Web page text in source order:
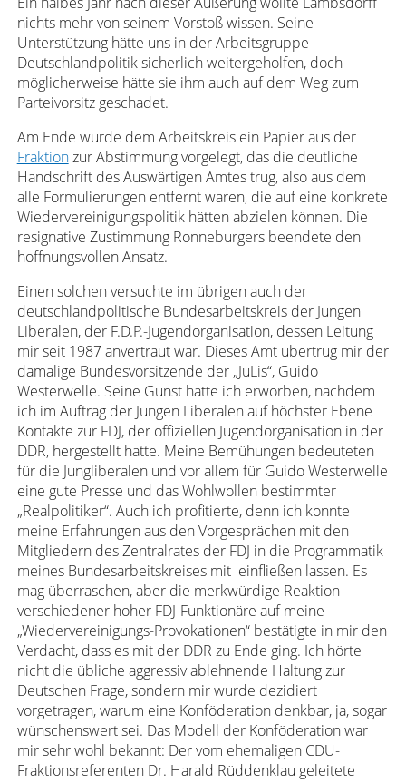
nichts mehr von seinem Vorstoß wissen. Seine
Unterstützung hätte uns in der Arbeitsgruppe
Deutschlandpolitik sicherlich weitergeholfen, doch
möglicherweise hätte sie ihm auch auf dem Weg zum
Parteivorsitz geschadet.
Am Ende wurde dem Arbeitskreis ein Papier aus der
Fraktionzur Abstimmung vorgelegt, das die deutliche
Handschrift des Auswärtigen Amtes trug, also aus dem
alle Formulierungen entfernt waren, die auf eine konkrete
Wiedervereinigungspolitik hätten abzielen können. Die
resignative Zustimmung Ronneburgers beendete den
hoffnungsvollen Ansatz.
Einen solchen versuchte im übrigen auch der
deutschlandpolitische Bundesarbeitskreis der Jungen
Liberalen, der F.D.P.-Jugendorganisation, dessen Leitung
mir seit 1987 anvertraut war. Dieses Amt übertrug mir der
damalige Bundesvorsitzende der „JuLis“, Guido
Westerwelle. Seine Gunst hatte ich erworben, nachdem
ich im Auftrag der Jungen Liberalen auf höchster Ebene
Kontakte zur FDJ, der offiziellen Jugendorganisation in der
DDR, hergestellt hatte. Meine Bemühungen bedeuteten
für die Jungliberalen und vor allem für Guido Westerwelle
eine gute Presse und das Wohlwollen bestimmter
„Realpolitiker“. Auch ich profitierte, denn ich konnte
meine Erfahrungen aus den Vorgesprächen mit den
Mitgliedern des Zentralrates der FDJ in die Programmatik
meines Bundesarbeitskreises mit einfließen lassen. Es
mag überraschen, aber die merkwürdige Reaktion
verschiedener hoher FDJ-Funktionäre auf meine
„Wiedervereinigungs-Provokationen“ bestätigte in mir den
Verdacht, dass es mit der DDR zu Ende ging. Ich hörte
nicht die übliche aggressiv ablehnende Haltung zur
Deutschen Frage, sondern mir wurde dezidiert
vorgetragen, warum eine Konföderation denkbar, ja, sogar
wünschenswert sei. Das Modell der Konföderation war
mir sehr wohl bekannt: Der vom ehemaligen CDU-
Fraktionsreferenten Dr. Harald Rüddenklau geleitete